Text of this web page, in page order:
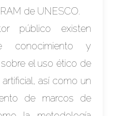
de UNESCO.
público existen
conocimiento y
el uso ético de
artificial, así como un
de marcos de